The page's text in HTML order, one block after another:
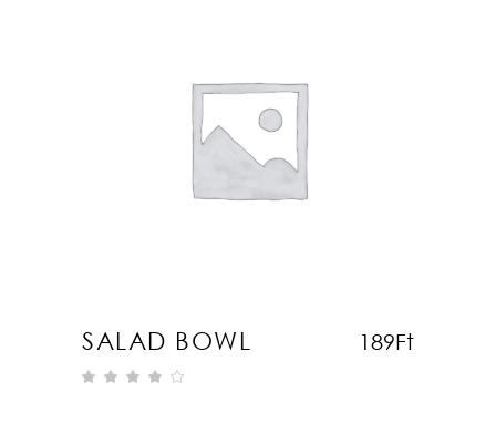
KOSÁRBA TESZEM
SALAD BOWL 189Ft